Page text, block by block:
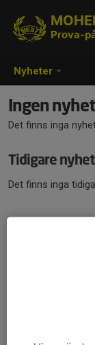
Nyheter
Prova-
Ingen
Det finns inga
Tidigare
Det finns inga